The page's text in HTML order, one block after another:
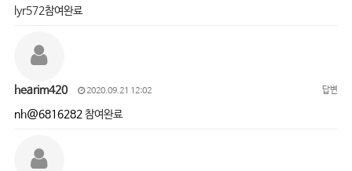
lyr572참여완료
hearim420 2020.09.21 12:02 답변
nh@6816282참여완료